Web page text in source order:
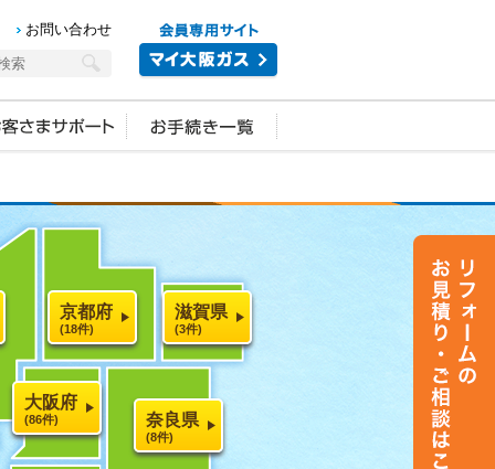
お問い合わせ
京都府
(18件)
滋賀県
(3件)
大阪府
(86件) 奈良県
(8件)